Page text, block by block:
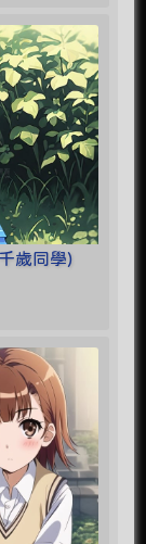
歲同學)